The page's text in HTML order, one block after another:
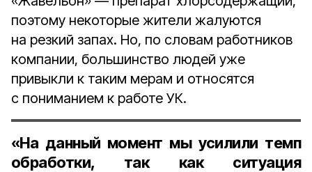
поэтому некоторые жители жалуются
на резкий запах. Но, по словам работников
компании, большинство людей уже
привыкли к таким мерам и относятся
с пониманием к работе УК.
«На данный момент мы усилили темп
обработки, так как ситуация